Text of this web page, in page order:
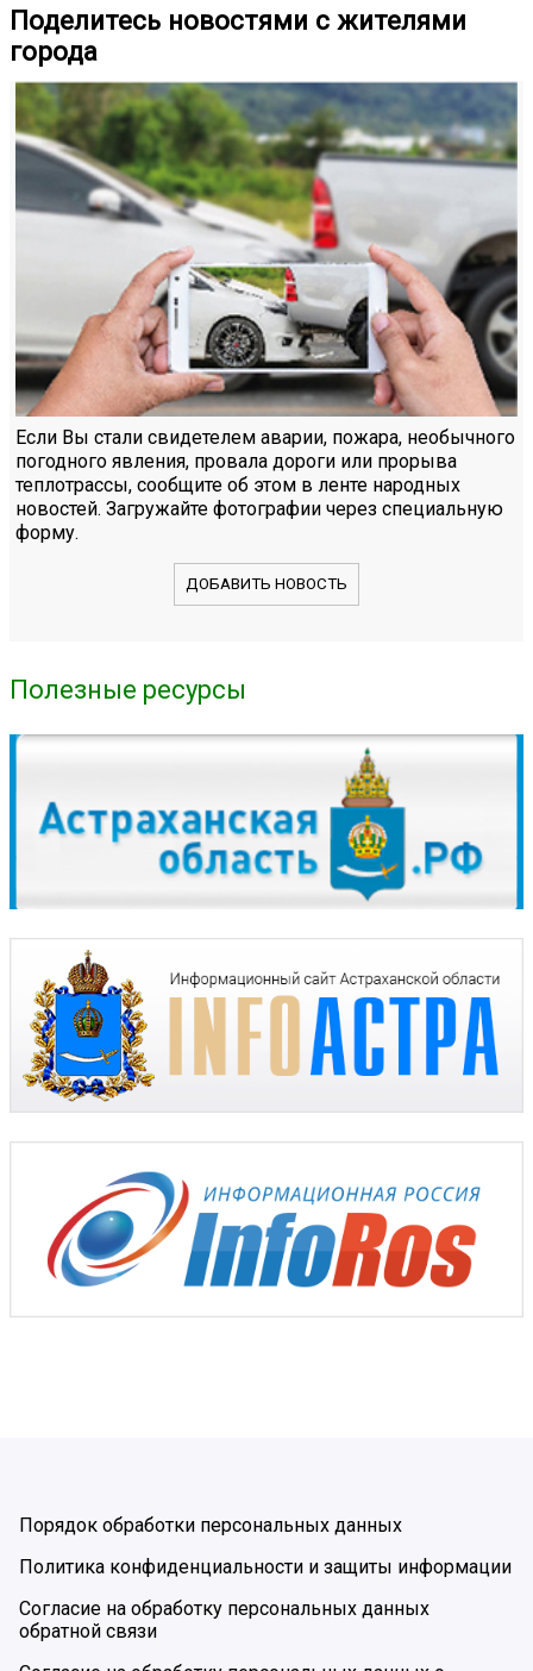
Поделитесь новостями с жителями
города
Если Вы стали свидетелем аварии, пожара, необычного
погодного явления, провала дороги или прорыва
теплотрассы, сообщите об этом в ленте народных
новостей. Загружайте фотографии через специальную
форму.
ДОБАВИТЬ НОВОСТЬ
Полезные ресурсы
Порядок обработки персональных данных
Политика конфиденциальности и защиты информации
Согласие на обработку персональных данных
обратной связи